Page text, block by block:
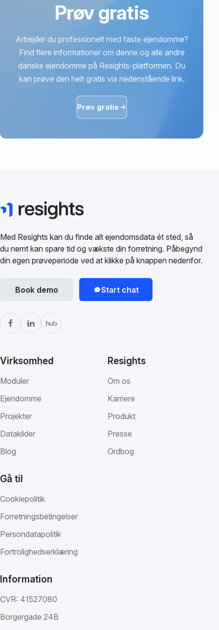
Prøv gratis
Arbejder du professionelt med faste ejendomme?
Find flere informationer om denne og alle andre
danske ejendomme på Resights-platformen. Du
kan prøve den helt gratis via nedenstående link.
Prøv gratis
Med Resights kan du finde alt ejendomsdata ét sted, så
du nemt kan spare tid og vækste din forretning. Påbegynd
din egen prøveperiode ved at klikke på knappen nedenfor.
Book demo Start chat
Virksomhed
Moduler
Ejendomme
Projekter
Datakilder
Blog
Resights
Om os
Karriere
Produkt
Presse
Ordbog
Gå til
Cookiepolitik
Forretningsbetingelser
Persondatapolitik
Fortrolighedserklæring
Information
CVR: 41527080
Borgergade 24B